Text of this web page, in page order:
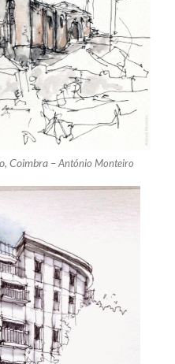
Coimbra –António Monteiro